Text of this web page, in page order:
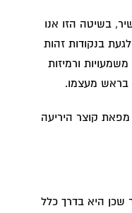
בשיטה הזו אנו
בנקודות זהות
ורמיזות
בראש מעצמו.
קוצר היריעה
שכן היא בדרך כלל